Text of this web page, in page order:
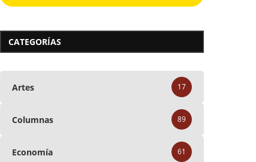
CATEGORÍAS
Artes 17
Columnas 89
Economía 61